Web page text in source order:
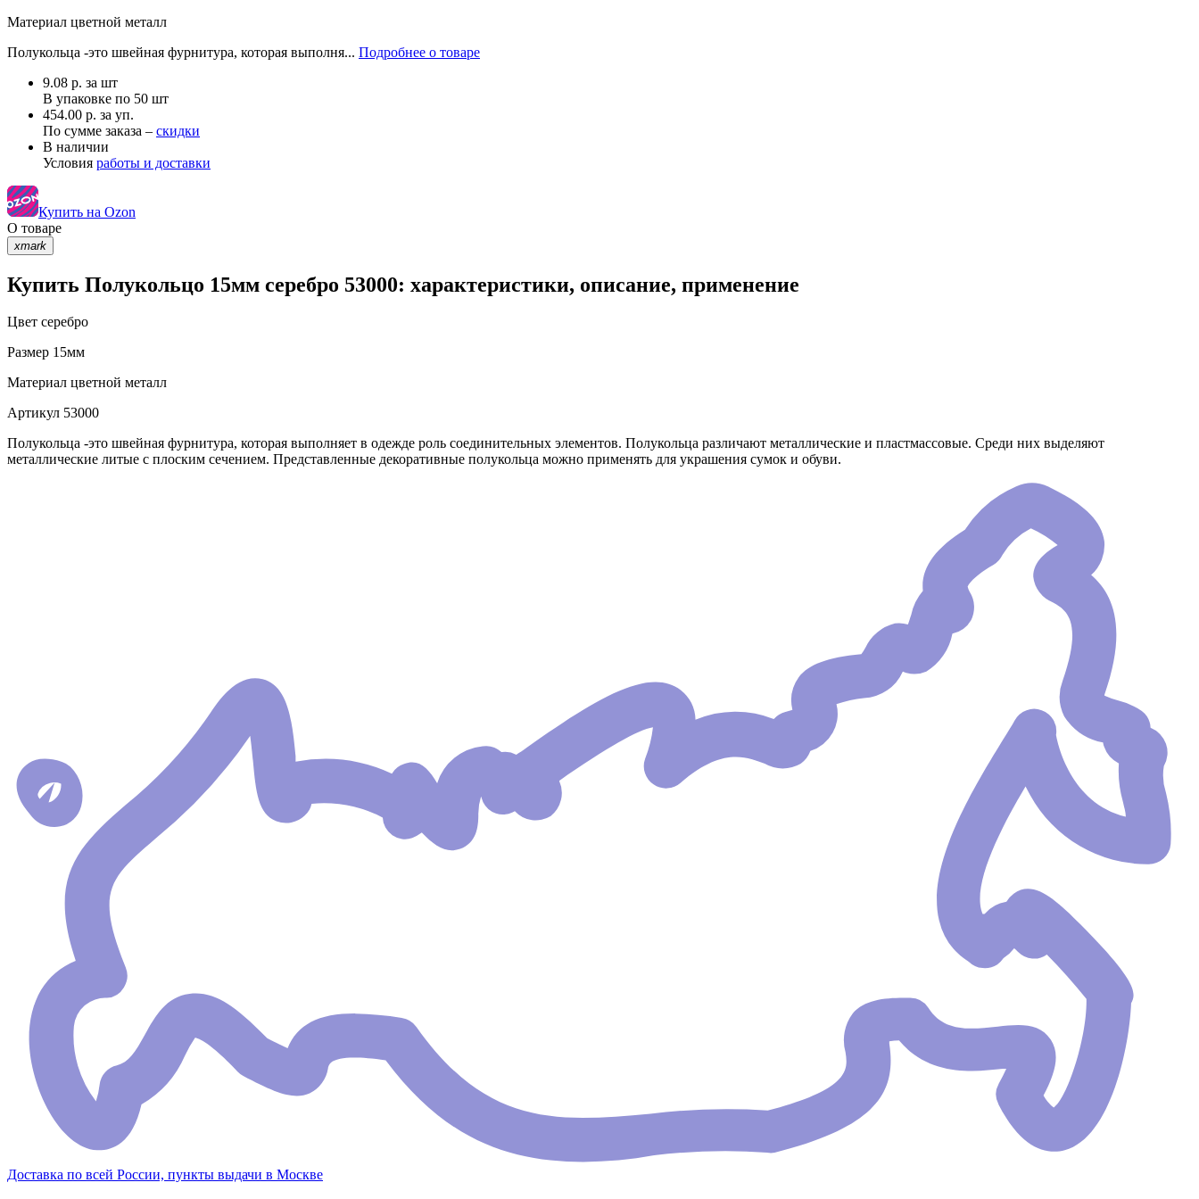
Материал цветной металл
Полукольца -это швейная фурнитура, которая выполня... Подробнее о товаре
9.08 р. за шт
В упаковке по 50 шт
454.00 р. за уп.
По сумме заказа – скидки
В наличии
Условия работы и доставки
Купить на Ozon
О товаре
xmark
Купить Полукольцо 15мм серебро 53000: характеристики, описание, применение
Цвет серебро
Размер 15мм
Материал цветной металл
Артикул 53000
Полукольца -это швейная фурнитура, которая выполняет в одежде роль соединительных элементов. Полукольца различают металлические и пластмассовые. Среди них выделяют
металлические литые с плоским сечением. Представленные декоративные полукольца можно применять для украшения сумок и обуви.
Доставка по всей России, пункты выдачи в Москве